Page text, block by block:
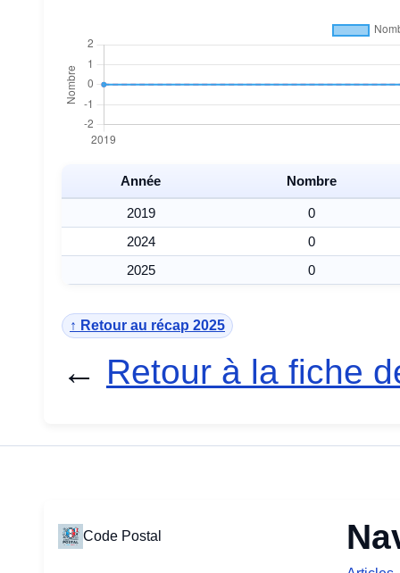
Année Nombre
2019
0
2024
0
2025
0
↑ Retour au récap 2025
← Retour à la fiche
Code Postal